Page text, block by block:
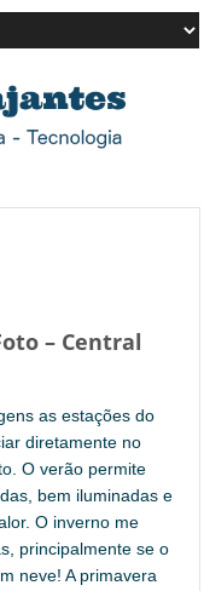
– Central
as estações do
diretamente no
O verão permite
bem iluminadas e
O inverno me
principalmente se o
neve! A primavera